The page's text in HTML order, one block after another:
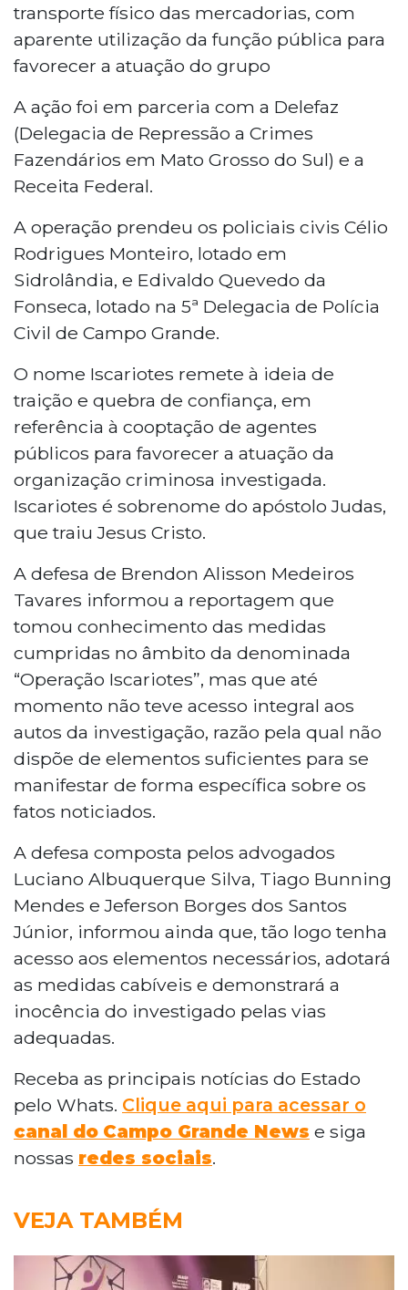
transporte físico das mercadorias, com
aparente utilização da função pública para
favorecer a atuação do grupo
A ação foi em parceria com a Delefaz
(Delegacia de Repressão a Crimes
Fazendários em Mato Grosso do Sul) e a
Receita Federal.
A operação prendeu os policiais civis Célio
Rodrigues Monteiro, lotado em
Sidrolândia, e Edivaldo Quevedo da
Fonseca, lotado na 5ª Delegacia de Polícia
Civil de Campo Grande.
O nome Iscariotes remete à ideia de
traição e quebra de confiança, em
referência à cooptação de agentes
públicos para favorecer a atuação da
organização criminosa investigada.
Iscariotes é sobrenome do apóstolo Judas,
que traiu Jesus Cristo.
A defesa de Brendon Alisson Medeiros
Tavares informou a reportagem que
tomou conhecimento das medidas
cumpridas no âmbito da denominada
“Operação Iscariotes”, mas que até
momento não teve acesso integral aos
autos da investigação, razão pela qual não
dispõe de elementos suficientes para se
manifestar de forma específica sobre os
fatos noticiados.
A defesa composta pelos advogados
Luciano Albuquerque Silva, Tiago Bunning
Mendes e Jeferson Borges dos Santos
Júnior, informou ainda que, tão logo tenha
acesso aos elementos necessários, adotará
as medidas cabíveis e demonstrará a
inocência do investigado pelas vias
adequadas.
Receba as principais notícias do Estado
pelo Whats. Clique aqui para acessar o
canal do Campo Grande News e siga
nossas redes sociais.
VEJA TAMBÉM